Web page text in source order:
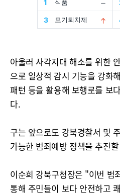
아울러 사각지대 해소를 위한
으로 일상적 감시 기능을 강화
패턴 등을 활용해 보행로를 보
다.
구는 앞으로도 강북경찰서 및
가능한 범죄예방 정책을 추진
이순희 강북구청장은 "이번 범
통해 주민들이 보다 안전하고